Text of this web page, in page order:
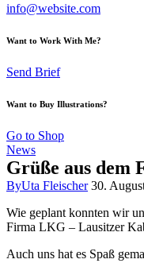
info@website.com
Want to Work With Me?
Send Brief
Want to Buy Illustrations?
Go to Shop
News
Grüße aus dem
ByUta Fleischer 30.
Wie geplant konnten wir
Firma LKG – Lausitzer
Auch uns hat es Spaß